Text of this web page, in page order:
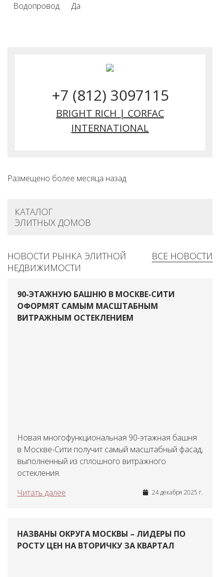
Водопровод Да
+7 (812) 3097115
BRIGHT RICH | CORFAC
INTERNATIONAL
Размещено более месяца назад
КАТАЛОГ
ЭЛИТНЫХ ДОМОВ
ВСЕ НОВОСТИ
НОВОСТИ РЫНКА ЭЛИТНОЙ
НЕДВИЖИМОСТИ
90-ЭТАЖНУЮ БАШНЮ В МОСКВЕ-СИТИ
ОФОРМЯТ САМЫМ МАСШТАБНЫМ
ВИТРАЖНЫМ ОСТЕКЛЕНИЕМ
Новая многофункциональная 90-этажная башня
в Москве-Сити получит самый масштабный фасад,
выполненный из сплошного витражного
остекления.
Читать далее
24 декабря 2025 г.
НАЗВАНЫ ОКРУГА МОСКВЫ – ЛИДЕРЫ ПО
РОСТУ ЦЕН НА ВТОРИЧКУ ЗА КВАРТАЛ